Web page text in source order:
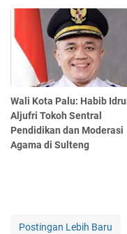
Wali Kota Palu: Habib
Aljufri Tokoh Sentral
Pendidikan dan Moderasi
Agama di Sulteng
Postingan Lebih Baru